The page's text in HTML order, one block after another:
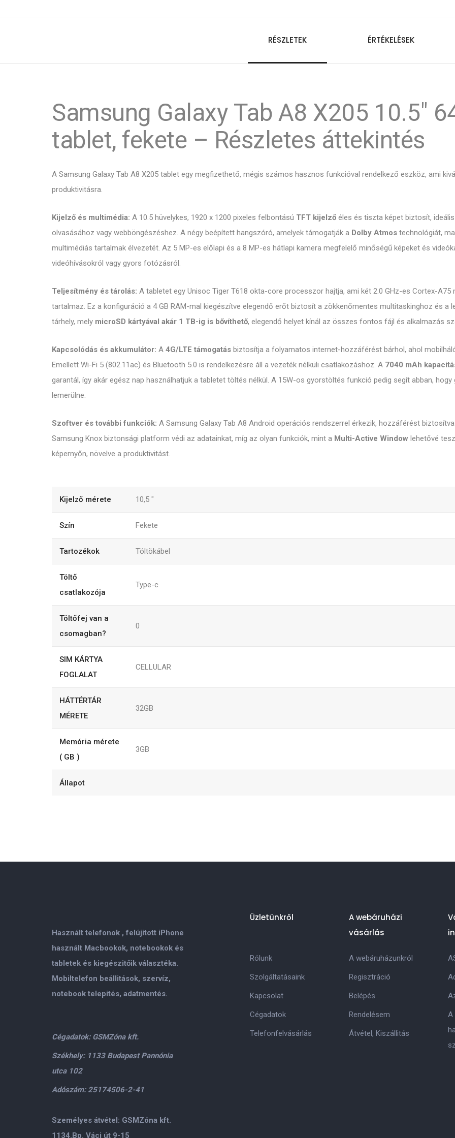
RÉSZLETEK ÉRTÉKELÉSEK
Samsung Galaxy Tab A8 X205 10.5"
tablet, fekete – Részletes áttekintés
A Samsung Galaxy Tab A8 X205 tablet egy megfizethető, mégis számos hasznos funkcióval rendelkező eszköz, ami
produktivitásra.
Kijelző és multimédia: A 10.5 hüvelykes, 1920 x 1200 pixeles felbontású TFT kijelző éles és tiszta képet biztosít,
olvasásához vagy webböngészéshez. A négy beépített hangszóró, amelyek támogatják a Dolby Atmos technológiát,
multimédiás tartalmak élvezetét. Az 5 MP-es előlapi és a 8 MP-es hátlapi kamera megfelelő minőségű képeket és
videóhívásokról vagy gyors fotózásról.
Teljesítmény és tárolás: A tabletet egy Unisoc Tiger T618 okta-core processzor hajtja, ami két 2.0 GHz-es Cortex-
tartalmaz. Ez a konfiguráció a 4 GB RAM-mal kiegészítve elegendő erőt biztosít a zökkenőmentes multitaskinghoz és
tárhely, mely microSD kártyával akár 1 TB-ig is bővíthető, elegendő helyet kínál az összes fontos fájl és alkalmazás
Kapcsolódás és akkumulátor: A 4G/LTE támogatás biztosítja a folyamatos internet-hozzáférést bárhol, ahol
Emellett Wi-Fi 5 (802.11ac) és Bluetooth 5.0 is rendelkezésre áll a vezeték nélküli csatlakozáshoz. A 7040 mAh
garantál, így akár egész nap használhatjuk a tabletet töltés nélkül. A 15W-os gyorstöltés funkció pedig segít abban,
lemerülne.
Szoftver és további funkciók: A Samsung Galaxy Tab A8 Android operációs rendszerrel érkezik, hozzáférést
Samsung Knox biztonsági platform védi az adatainkat, míg az olyan funkciók, mint a Multi-Active Window lehetővé
képernyőn, növelve a produktivitást.
Kijelző mérete 10,5 "
Szín Fekete
Tartozékok Töltökábel
Töltő
csatlakozója
Type-c
Töltőfej van a
csomagban?
0
SIM KÁRTYA
FOGLALAT
CELLULAR
HÁTTÉRTÁR
MÉRETE
32GB
Memória mérete
( GB )
3GB
Állapot
Használt telefonok , felújitott iPhone
használt Macbookok, notebookok és
tabletek és kiegészitőik választéka.
Mobiltelefon beállitások, szervíz,
notebook telepités, adatmentés.
Cégadatok: GSMZóna kft.
Székhely: 1133 Budapest Pannónia
utca 102
Adószám: 25174506-2-41
Személyes átvétel: GSMZóna kft.
1134.Bp. Váci út 9-15
Üzletünkről
Rólunk
Szolgáltatásaink
Kapcsolat
Cégadatok
Telefonfelvásárlás
A webáruházi
vásárlás
A webáruházunkról
Regisztráció
Belépés
Rendelésem
Átvétel, Kiszállitás
A